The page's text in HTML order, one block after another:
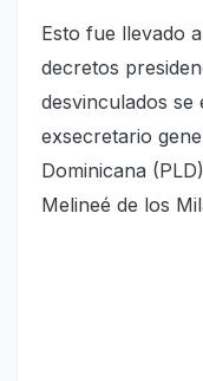
Esto fue llevado
decretos
desvinculados se
exsecretario
Dominicana
Melineé de los